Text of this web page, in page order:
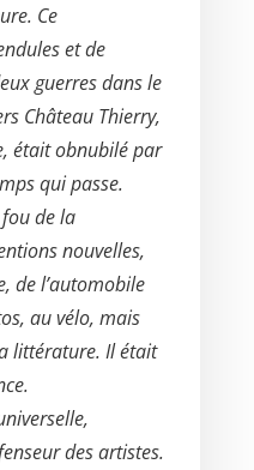
Ce
et de
guerres dans le
Château Thierry,
était obnubilé par
qui passe.
de la
nouvelles,
de l’automobile
au vélo, mais
littérature. Il était
des artistes.